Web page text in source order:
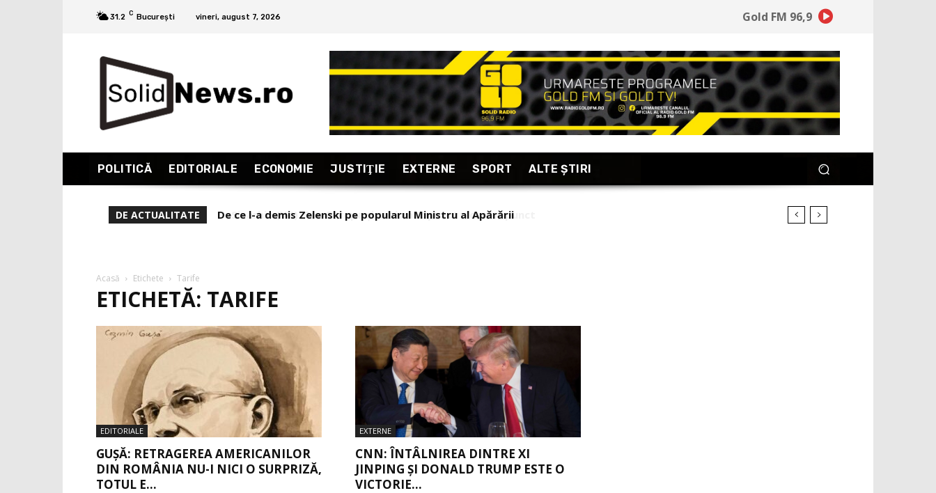
31.2 C București vineri, august 7, 2026 Gold FM 96,9
POLITICĂ EDITORIALE ECONOMIE JUSTIŢIE EXTERNE SPORT ALTE ŞTIRI
DE ACTUALITATE De ce l-a demis Zelenski pe popularul Ministru al Apărării
Sinarhia (VII). Pan-Europa și nazismul: punct – contrapunct
Acasă Etichete Tarife
ETICHETĂ: TARIFE
EDITORIALE
GUȘĂ: RETRAGEREA AMERICANILOR
DIN ROMÂNIA NU-I NICI O SURPRIZĂ,
TOTUL E...
EXTERNE
CNN: ÎNTÂLNIREA DINTRE XI
JINPING ȘI DONALD TRUMP ESTE O
VICTORIE...